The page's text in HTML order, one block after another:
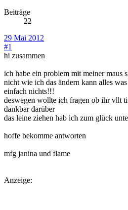
Beiträge
22
29 Mai 2012
#1
hi zusammen
ich habe ein problem mit meiner maus
nicht wie ich das ändern kann alles
einfach nichts!!!
deswegen wollte ich fragen ob ihr vllt
dankbar darüber
das leine ziehen hab ich zum glück
hoffe bekomme antworten
mfg janina und flame
Anzeige: